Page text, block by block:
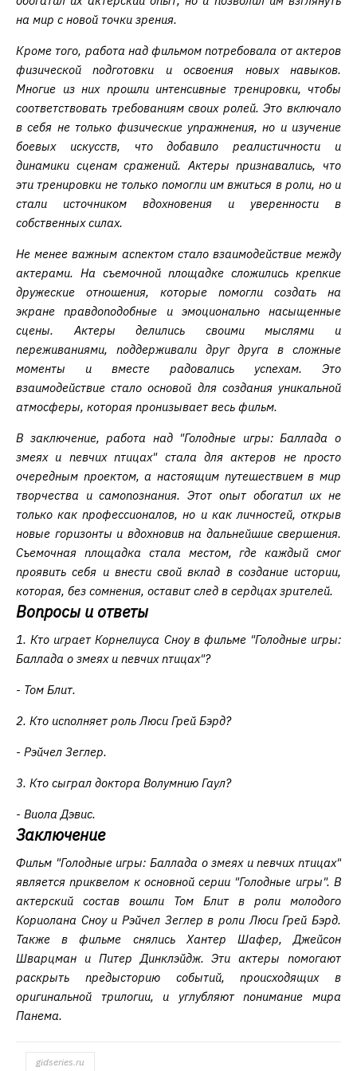
на мир с новой точки зрения.
Кроме того, работа над фильмом потребовала от актеров
физической подготовки и освоения новых навыков.
Многие из них прошли интенсивные тренировки, чтобы
соответствовать требованиям своих ролей. Это включало
в себя не только физические упражнения, но и изучение
боевых искусств, что добавило реалистичности и
динамики сценам сражений. Актеры признавались, что
эти тренировки не только помогли им вжиться в роли, но и
стали источником вдохновения и уверенности в
собственных силах.
Не менее важным аспектом стало взаимодействие между
актерами. На съемочной площадке сложились крепкие
дружеские отношения, которые помогли создать на
экране правдоподобные и эмоционально насыщенные
сцены. Актеры делились своими мыслями и
переживаниями, поддерживали друг друга в сложные
моменты и вместе радовались успехам. Это
взаимодействие стало основой для создания уникальной
атмосферы, которая пронизывает весь фильм.
В заключение, работа над "Голодные игры: Баллада о
змеях и певчих птицах" стала для актеров не просто
очередным проектом, а настоящим путешествием в мир
творчества и самопознания. Этот опыт обогатил их не
только как профессионалов, но и как личностей, открыв
новые горизонты и вдохновив на дальнейшие свершения.
Съемочная площадка стала местом, где каждый смог
проявить себя и внести свой вклад в создание истории,
которая, без сомнения, оставит след в сердцах зрителей.
Вопросы и ответы
1. Кто играет Корнелиуса Сноу в фильме "Голодные игры:
Баллада о змеях и певчих птицах"?
- Том Блит.
2. Кто исполняет роль Люси Грей Бэрд?
- Рэйчел Зеглер.
3. Кто сыграл доктора Волумнию Гаул?
- Виола Дэвис.
Заключение
Фильм "Голодные игры: Баллада о змеях и певчих птицах"
является приквелом к основной серии "Голодные игры". В
актерский состав вошли Том Блит в роли молодого
Кориолана Сноу и Рэйчел Зеглер в роли Люси Грей Бэрд.
Также в фильме снялись Хантер Шафер, Джейсон
Шварцман и Питер Динклэйдж. Эти актеры помогают
раскрыть предысторию событий, происходящих в
оригинальной трилогии, и углубляют понимание мира
Панема.
gidseries.ru